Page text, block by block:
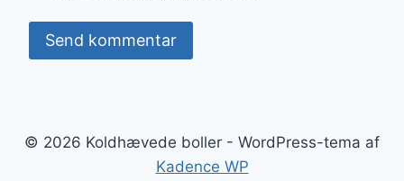
© 2026 Koldhævede boller - WordPress-tema af
Kadence WP